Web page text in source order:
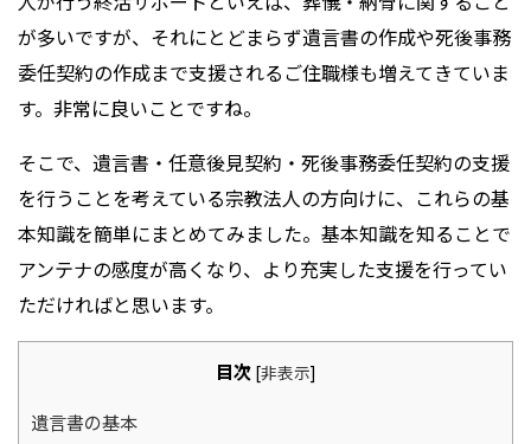
が多いですが、それにとどまらず遺言書の作成や死後事務
委任契約の作成まで支援されるご住職様も増えてきていま
す。非常に良いことですね。
そこで、遺言書・任意後見契約・死後事務委任契約の支援
を行うことを考えている宗教法人の方向けに、これらの基
本知識を簡単にまとめてみました。基本知識を知ることで
アンテナの感度が高くなり、より充実した支援を行ってい
ただければと思います。
目次 [非表示]
遺言書の基本